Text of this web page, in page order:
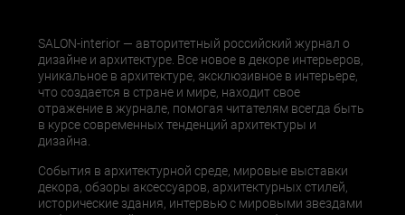
SALON-interior — авторитетный российский журнал о
дизайне и архитектуре. Все новое в декоре интерьеров,
уникальное в архитектуре, эксклюзивное в интерьере,
что создается в стране и мире, находит свое
отражение в журнале, помогая читателям всегда быть
в курсе современных тенденций архитектуры и
дизайна.
События в архитектурной среде, мировые выставки
декора, обзоры аксессуаров, архитектурных стилей,
исторические здания, интервью с мировыми звездами